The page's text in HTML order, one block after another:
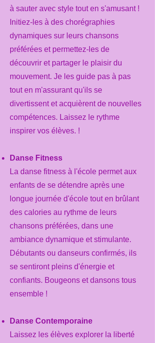
à sauter avec style tout en s'amusant !
Initiez-les à des chorégraphies
dynamiques sur leurs chansons
préférées et permettez-les de
découvrir et partager le plaisir du
mouvement. Je les guide pas à pas
tout en m'assurant qu'ils se
divertissent et acquièrent de nouvelles
compétences. Laissez le rythme
inspirer vos élèves. !
Danse Fitness
La danse fitness à l'école permet aux
enfants de se détendre après une
longue journée d'école tout en brûlant
des calories au rythme de leurs
chansons préférées, dans une
ambiance dynamique et stimulante.
Débutants ou danseurs confirmés, ils
se sentiront pleins d'énergie et
confiants. Bougeons et dansons tous
ensemble !
Danse Contemporaine
Laissez les élèves explorer la liberté